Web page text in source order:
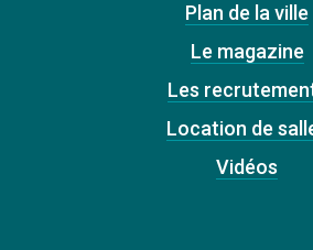
Plan de la ville
Le magazine
Les
Location de
Vidéos